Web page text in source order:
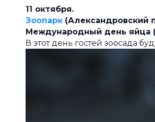
11 октября.
Зоопарк (Александровский
Международный день яйца
В этот день гостей зоосада